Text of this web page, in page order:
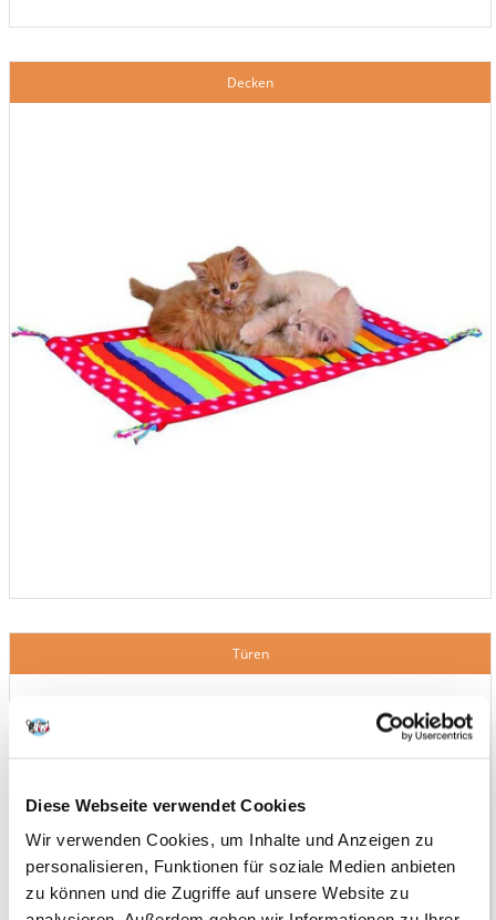
Diese Webseite verwendet Cookies
Wir verwenden Cookies, um Inhalte und Anzeigen zu
personalisieren, Funktionen für soziale Medien anbieten
zu können und die Zugriffe auf unsere Website zu
Decken
Türen